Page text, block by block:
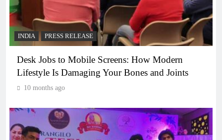
INDIA PRESS RELEASE
Desk Jobs to Mobile Screens: How Modern
Lifestyle Is Damaging Your Bones and Joints
10 months ago